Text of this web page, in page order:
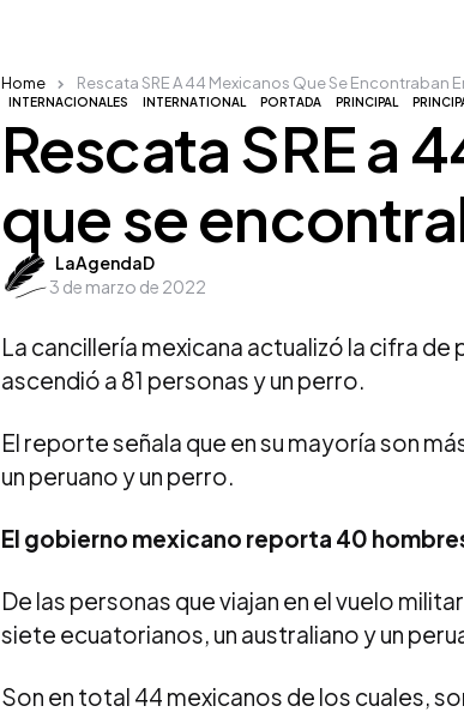
INTERNACIONALES INTERNATIONAL PORTADA PRINCIPAL
Rescata SRE a
que se
Posted
by
LaAgendaD
3 de marzo de 2022
Home Rescata SRE A 44 Mexicanos Que Se Encontraban
La cancillería mexicana actualizó la cifra
ascendió a 81 personas y un perro.
El reporte señala que en su mayoría son
un peruano y un perro.
El gobierno mexicano reporta 40
De las personas que viajan en el vuelo
siete ecuatorianos, un australiano y un
Son en total 44 mexicanos de los cuales,